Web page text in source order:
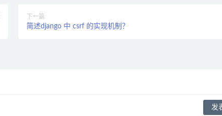
下一篇
简述django 中 csrf 的实现机制？